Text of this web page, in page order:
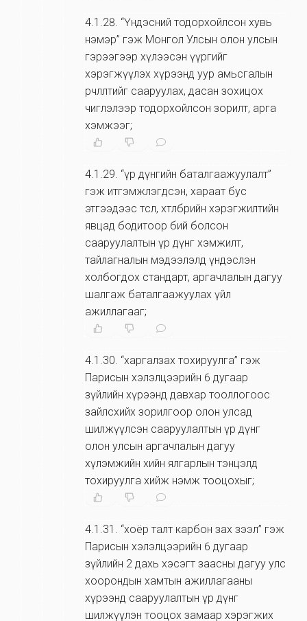
4.1.28. “Үндэсний тодорхойлсон хувь
нэмэр” гэж Монгол Улсын олон улсын
гэрээгээр хүлээсэн үүргийг
хэрэгжүүлэх хүрээнд уур амьсгалын
өөрчлөлтийг сааруулах, дасан зохицох
чиглэлээр тодорхойлсон зорилт, арга
хэмжээг;
4.1.29. “үр дүнгийн баталгаажуулалт”
гэж итгэмжлэгдсэн, хараат бус
этгээдээс төсөл, хөтөлбөрийн хэрэгжилтийн
явцад бодитоор бий болсон
сааруулалтын үр дүнг хэмжилт,
тайлагналын мэдээлэлд үндэслэн
холбогдох стандарт, аргачлалын дагуу
шалгаж баталгаажуулах үйл
ажиллагааг;
4.1.30. “харгалзах тохируулга” гэж
Парисын хэлэлцээрийн 6 дугаар
зүйлийн хүрээнд давхар тооллогоос
зайлсхийх зорилгоор олон улсад
шилжүүлсэн сааруулалтын үр дүнг
олон улсын аргачлалын дагуу
хүлэмжийн хийн ялгарлын тэнцэлд
тохируулга хийж нэмж тооцохыг;
4.1.31 . “хоёр талт карбон зах зээл” гэж
Парисын хэлэлцээрийн 6 дугаар
зүйлийн 2 дахь хэсэгт заасны дагуу улс
хоорондын хамтын ажиллагааны
хүрээнд сааруулалтын үр дүнг
шилжүүлэн тооцох замаар хэрэгжих